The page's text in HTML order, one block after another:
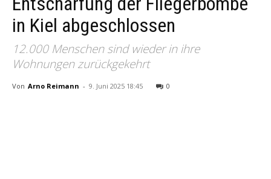
in Kiel abgeschlossen
12.000 Menschen sind wieder in ihre
Wohnungen zurückgekehrt
Von Arno Reimann - 9. Juni 2025 18:45 0